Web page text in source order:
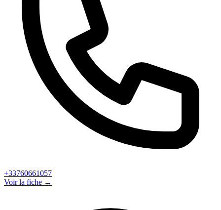
+33760661057
Voir la fiche →